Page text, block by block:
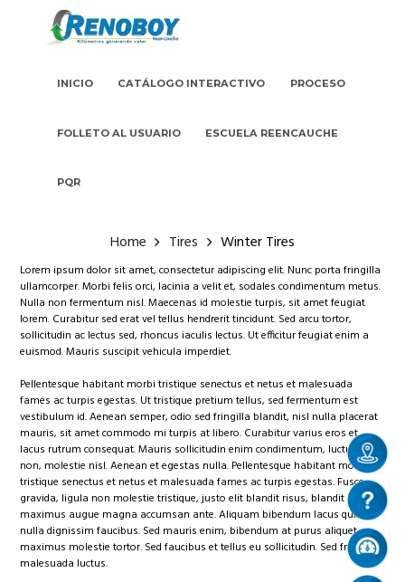
INICIO CATÁLOGO INTERACTIVO PROCESO
FOLLETO AL USUARIO ESCUELA REENCAUCHE
PQR
Home Tires Winter Tires
Lorem ipsum dolor sit amet, consectetur adipiscing elit. Nunc porta fringilla
ullamcorper. Morbi felis orci, lacinia a velit et, sodales condimentum metus.
Nulla non fermentum nisl. Maecenas id molestie turpis, sit amet feugiat
lorem. Curabitur sed erat vel tellus hendrerit tincidunt. Sed arcu tortor,
sollicitudin ac lectus sed, rhoncus iaculis lectus. Ut efficitur feugiat enim a
euismod. Mauris suscipit vehicula imperdiet.
Pellentesque habitant morbi tristique senectus et netus et malesuada
fames ac turpis egestas. Ut tristique pretium tellus, sed fermentum est
vestibulum id. Aenean semper, odio sed fringilla blandit, nisl nulla placerat
mauris, sit amet commodo mi turpis at libero. Curabitur varius eros et
lacus rutrum consequat. Mauris sollicitudin enim condimentum, luctus justo
non, molestie nisl. Aenean et egestas nulla. Pellentesque habitant morbi
tristique senectus et netus et malesuada fames ac turpis egestas. Fusce
gravida, ligula non molestie tristique, justo elit blandit risus, blandit
maximus augue magna accumsan ante. Aliquam bibendum lacus quis
nulla dignissim faucibus. Sed mauris enim, bibendum at purus aliquet,
maximus molestie tortor. Sed faucibus et tellus eu sollicitudin. Sed fringilla
malesuada luctus.